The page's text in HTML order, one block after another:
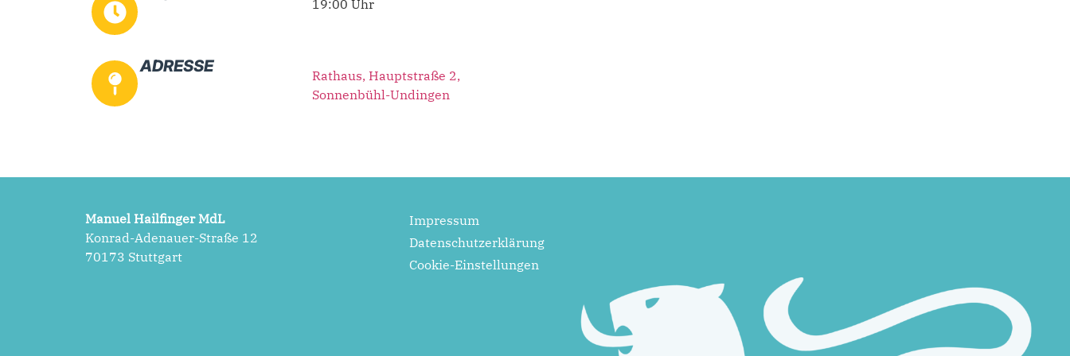
19:00 Uhr
ADRESSE
Rathaus, Hauptstraße 2,
Sonnenbühl-Undingen
Manuel Hailfinger MdL
Konrad-Adenauer-Straße 12
70173 Stuttgart
Impressum
Datenschutzerklärung
Cookie-Einstellungen